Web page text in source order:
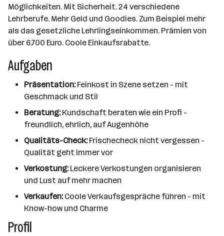
Möglichkeiten. Mit Sicherheit. 24 verschiedene
Lehrberufe. Mehr Geld und Goodies. Zum Beispiel mehr
als das gesetzliche Lehrlingseinkommen. Prämien von
über 6.700 Euro. Coole Einkaufsrabatte.
Aufgaben
Präsentation:Feinkost in Szene setzen - mit
Geschmack und Stil
Beratung:Kundschaft beraten wie ein Profi -
freundlich, ehrlich, auf Augenhöhe
Qualitäts-Check:Frischecheck nicht vergessen -
Qualität geht immer vor
Verkostung:Leckere Verkostungen organisieren
und Lust auf mehr machen
Verkaufen:Coole Verkaufsgespräche führen - mit
Know-how und Charme
Profil